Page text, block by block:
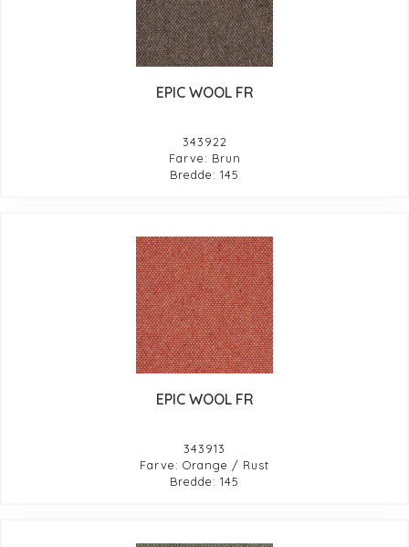
EPIC WOOL FR
343922
Farve: Brun
Bredde: 145
EPIC WOOL FR
343913
Farve: Orange / Rust
Bredde: 145